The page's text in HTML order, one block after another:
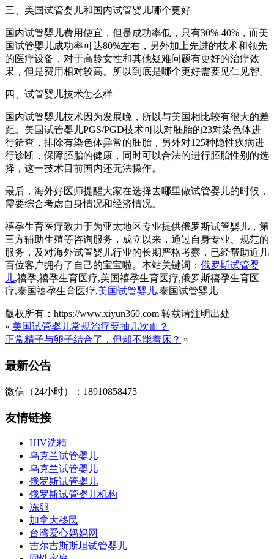
三、美国试管婴儿和国内试管婴儿哪个更好
国内试管婴儿费用便宜，但是成功率低，只有30%-40%，而美
国试管婴儿成功率可达80%左右，另外加上先进的技术和领先
的医疗设备，对于高龄女性和其他疑难问题有更好的治疗效
果，但是费用相对较高。所以到底是哪个更好需要见仁见智。
四、试管婴儿技术怎么样
国内试管婴儿技术因为发展晚，所以与美国相比较有很大的差
距。美国试管婴儿PGS/PGD技术可以对胚胎的23对染色体进
行筛查，排除有染色体异常的胚胎，另外对125种隐性疾病进
行诊断，保障胚胎的健康，同时可以合法的进行胚胎性别的选
择，这一技术目前国内还无法操作。
最后，海外好医师提醒大家在选择去哪里做试管婴儿的时候，
需要综合考虑自身情况和经济情况。
禧孕生育医疗致力于为亚太地区专业提供俄罗斯试管婴儿，第
三方辅助生殖等咨询服务，成立以来，通过自身专业、规范的
服务，及对海外试管婴儿行业的长期严格考察，已经帮助近几
百位客户拥有了自己的宝宝啦。本站关键词： 俄罗斯试管婴
儿,禧孕,禧孕生育医疗,美国禧孕生育医疗,俄罗斯禧孕生育医
疗,泰国禧孕生育医疗,美国试管婴儿,泰国试管婴儿
版权所有：https://www.xiyun360.com 转载请注明出处
« 美国试管婴儿常规治疗要抽几次血？
正常精子与卵子结合了，但却不能着床？ »
最新公告
微信（24小时）：18910858475
友情链接
HIV洗精
乌克兰试管婴儿
乌克兰试管婴儿
俄罗斯试管婴儿
俄罗斯试管婴儿机构
冻卵
加拿大移民
台湾爱心妈妈网
吉尔吉斯斯坦试管婴儿